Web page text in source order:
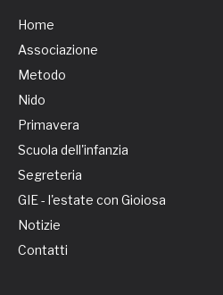
Home
Associazione
Metodo
Nido
Primavera
Scuola dell'infanzia
Segreteria
GIE - l'estate con Gioiosa
Notizie
Contatti